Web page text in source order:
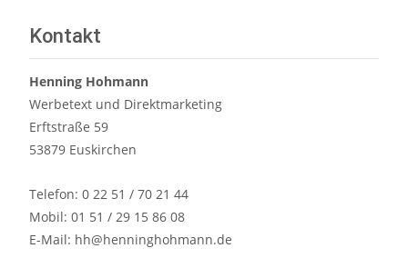
Kontakt
Henning Hohmann
Werbetext und Direktmarketing
Erftstraße 59
53879 Euskirchen
Telefon: 0 22 51 / 70 21 44
Mobil: 01 51 / 29 15 86 08
E-Mail: hh@henninghohmann.de